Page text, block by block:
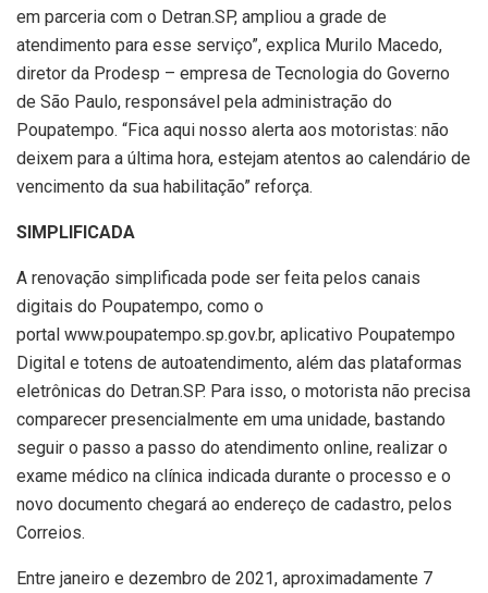
em parceria com o Detran.SP, ampliou a grade de
atendimento para esse serviço”, explica Murilo Macedo,
diretor da Prodesp – empresa de Tecnologia do Governo
de São Paulo, responsável pela administração do
Poupatempo. “Fica aqui nosso alerta aos motoristas: não
deixem para a última hora, estejam atentos ao calendário de
vencimento da sua habilitação” reforça.
SIMPLIFICADA
A renovação simplificada pode ser feita pelos canais
digitais do Poupatempo, como o
portal www.poupatempo.sp.gov.br, aplicativo Poupatempo
Digital e totens de autoatendimento, além das plataformas
eletrônicas do Detran.SP. Para isso, o motorista não precisa
comparecer presencialmente em uma unidade, bastando
seguir o passo a passo do atendimento online, realizar o
exame médico na clínica indicada durante o processo e o
novo documento chegará ao endereço de cadastro, pelos
Correios.
Entre janeiro e dezembro de 2021, aproximadamente 7